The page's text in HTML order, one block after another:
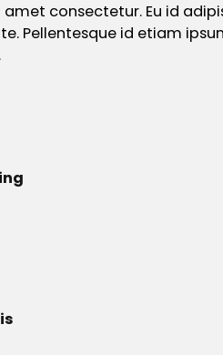
consectetur. Eu id
Pellentesque id etiam